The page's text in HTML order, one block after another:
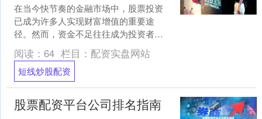
在当今快节奏的金融市场中，股票投资
已成为许多人实现财富增值的重要途
径。然而，资金不足往往成为投资者扩
大收益的瓶颈。此时，股票配资作为一
种合法合规的金融工具，为投....
阅读： 64 栏目： 配资实盘网站
短线炒股配资
股票配资平台公司排名指南